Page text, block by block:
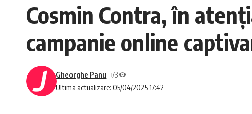
Cosmin Contra, în
campanie online
Ultima actualizare: 05/04/2025 17:42
Gheorghe Panu 73